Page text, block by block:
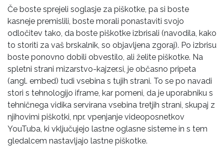
Če boste sprejeli soglasje za piškotke, pa si boste
kasneje premislili, boste morali ponastaviti svojo
odločitev tako, da boste piškotke izbrisali (navodila, kako
to storiti za vaš brskalnik, so objavljena zgoraj). Po izbrisu
boste ponovno dobili obvestilo, ali želite piškotke. Na
spletni strani mizarstvo-kajzer.si, je občasno pripeta
(angl. embed) tudi vsebina s tujih strani. To se po navadi
stori s tehnologijo iframe, kar pomeni, da je uporabniku s
tehničnega vidika servirana vsebina tretjih strani, skupaj z
njihovimi piškotki, npr. vpenjanje videoposnetkov
YouTuba, ki vključujejo lastne oglasne sisteme in s tem
gledalcem nastavljajo lastne piškotke.